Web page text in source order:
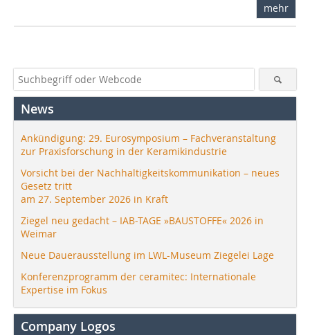
mehr
News
Ankündigung: 29. Eurosymposium – Fachveranstaltung
zur Praxisforschung in der Keramikindustrie
Vorsicht bei der Nachhaltigkeitskommunikation – neues
Gesetz tritt
am 27. September 2026 in Kraft
Ziegel neu gedacht – IAB-TAGE »BAUSTOFFE« 2026 in
Weimar
Neue Dauerausstellung im LWL-Museum Ziegelei Lage
Konferenzprogramm der ceramitec: Internationale
Expertise im Fokus
Company Logos